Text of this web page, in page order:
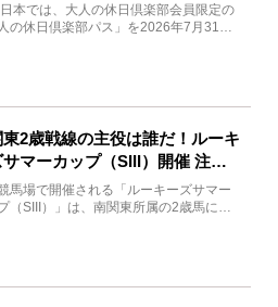
本では、大人の休日倶楽部会員限定の
人の休日倶楽部パス」を2026年7月31日
2歳戦線の主役は誰だ！ルーキ
サマーカップ（SIII）開催 注目
どころをチェック
馬場で開催される「ルーキーズサマー
（SIII）」は、南関東所属の2歳馬によ